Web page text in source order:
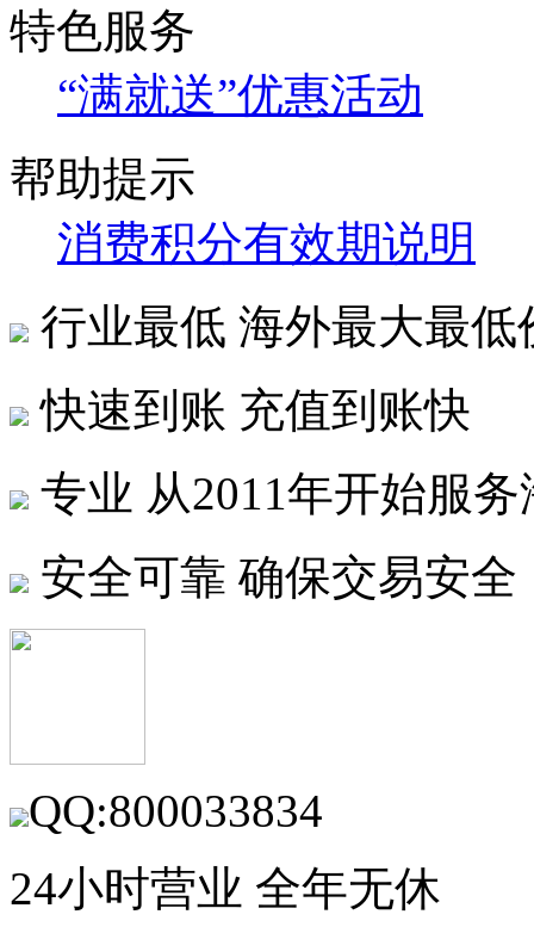
特色服务
“满就送”优惠活动
帮助提示
消费积分有效期说明
行业最低 海外最大最低
快速到账 充值到账快
专业 从2011年开始服
安全可靠 确保交易安全
QQ:800033834
24小时营业 全年无休